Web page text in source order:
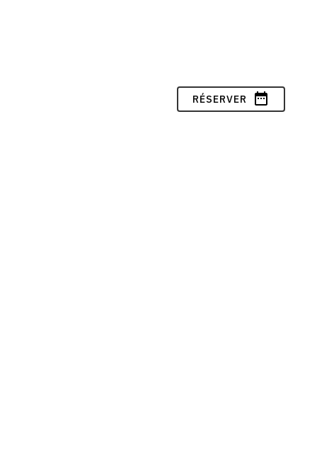
RÉSERVER date_range